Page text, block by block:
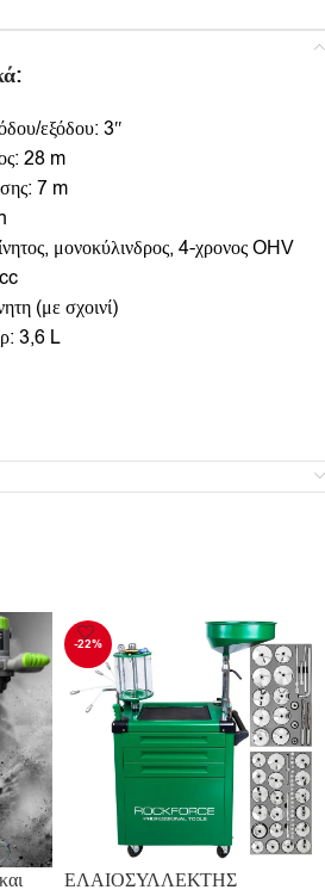
εξόδου: 3″
28 m
7 m
μονοκύλινδρος, 4-χρονος OHV
(με σχοινί)
3,6 L
-22%
ΕΛΑΙΟΣΥΛΛΕΚΤΗΣ